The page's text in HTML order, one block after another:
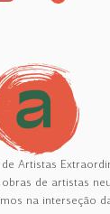
Artistas
de artistas
na interseção